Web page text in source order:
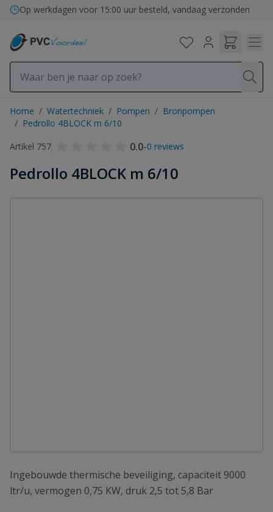
Ga naar de inhoud
Op werkdagen voor 15:00 uur besteld, vandaag verzonden
Home / Watertechniek / Pompen / Bronpompen
/ Pedrollo 4BLOCK m 6/10
Artikel 757
0.0-0 reviews
Pedrollo 4BLOCK m 6/10
Ingebouwde thermische beveiliging, capaciteit 9000
ltr/u, vermogen 0,75 KW, druk 2,5 tot 5,8 Bar